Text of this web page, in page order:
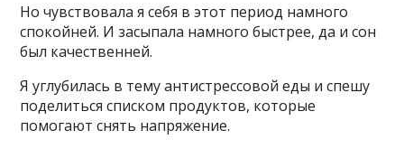
Но чувствовала я себя в этот период намного
спокойней. И засыпала намного быстрее, да и сон
был качественней.
Я углубилась в тему антистрессовой еды и спешу
поделиться списком продуктов, которые
помогают снять напряжение.